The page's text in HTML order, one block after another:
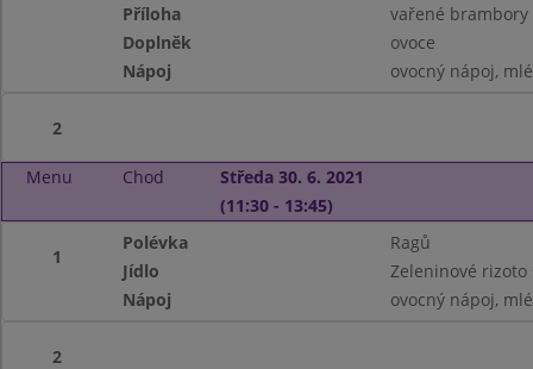
Příloha
vařené brambory
Doplněk
ovoce
Nápoj
ovocný nápoj,
2
Menu Chod
Středa 30. 6. 2021
(11:30 - 13:45)
1
Polévka
Ragů
Jídlo
Zeleninové rizoto
Nápoj
ovocný nápoj,
2